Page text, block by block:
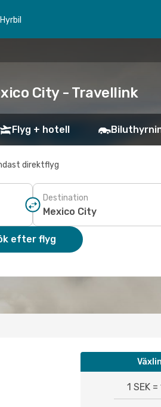
Hyrbil
City - Travellink
Flyg + hotell
direktflyg
Destination
efter flyg
1 SEK